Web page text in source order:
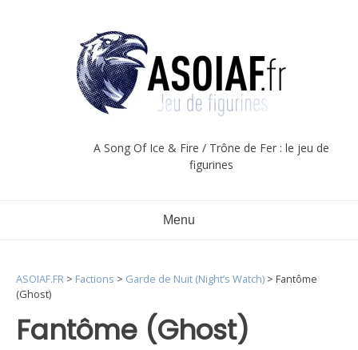
A Song Of Ice & Fire / Trône de Fer : le jeu de
figurines
Menu
Fantôme (Ghost)
ASOIAF.FR > Factions > Garde de Nuit (Night’s Watch) > Fantôme
(Ghost)